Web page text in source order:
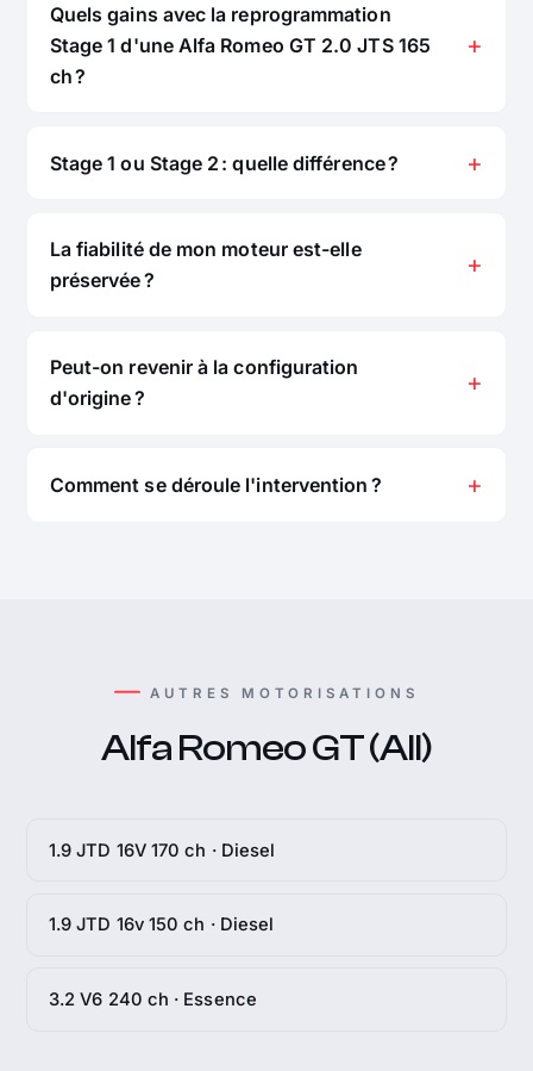
Quels gains avec la reprogrammation
Stage 1 d'une Alfa Romeo GT 2.0 JTS 165
ch ?
Stage 1 ou Stage 2 : quelle différence ?
La fiabilité de mon moteur est-elle
préservée ?
Peut-on revenir à la configuration
d'origine ?
Comment se déroule l'intervention ?
AUTRES MOTORISATIONS
Alfa Romeo GT (All)
1.9 JTD 16V 170 ch · Diesel
1.9 JTD 16v 150 ch · Diesel
3.2 V6 240 ch · Essence